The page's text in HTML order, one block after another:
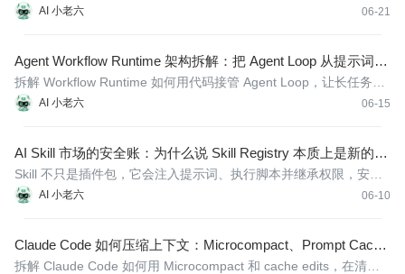
AI 小老六 06-21
离、验证、状态和人工闸门。
Agent Workflow Runtime 架构拆解：把 Agent Loop 从提示词搬
进代码，长任务才真正稳了
AI 小老六 06-15
拆解 Workflow Runtime 如何用代码接管 Agent Loop，让长任务更
稳定、可复盘、可复用。
AI Skill 市场的安全账：为什么说 Skill Registry 本质上是新的供
应链入口
AI 小老六 06-10
Skill 不只是插件包，它会注入提示词、执行脚本并继承权限，安全
治理必须前置。
Claude Code 如何压缩上下文：Microcompact、Prompt Cache
与 cache_edits 工程拆解
拆解 Claude Code 如何用 Microcompact 和 cache edits，在清理